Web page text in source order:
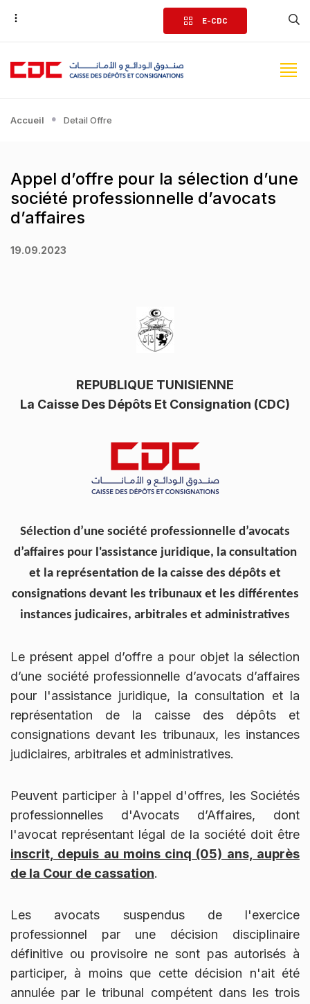
Aller
contenu
principal
E-CDC
Accueil Detail Offre
Appel d’offre pour la sélection d’une
société professionnelle d’avocats
d’affaires
19.09.2023
REPUBLIQUE TUNISIENNE
La Caisse Des Dépôts Et Consignation (CDC)
Sélection d’une société professionnelle d’avocats
d’affaires pour l'assistance juridique, la consultation
et la représentation de la caisse des dépôts et
consignations devant les tribunaux et les différentes
instances judicaires, arbitrales et administratives
Le présent appel d’offre a pour objet la sélection
d’une société professionnelle d’avocats d’affaires
pour l'assistance juridique, la consultation et la
représentation de la caisse des dépôts et
consignations devant les tribunaux, les instances
judiciaires, arbitrales et administratives.
Peuvent participer à l'appel d'offres, les Sociétés
professionnelles d'Avocats d’Affaires, dont
l'avocat représentant légal de la société doit être
inscrit, depuis au moins cinq (05) ans, auprès
de la Cour de cassation.
Les avocats suspendus de l'exercice
professionnel par une décision disciplinaire
définitive ou provisoire ne sont pas autorisés à
participer, à moins que cette décision n'ait été
annulée par le tribunal compétent dans les trois